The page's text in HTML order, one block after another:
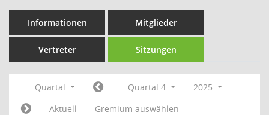
Informationen Mitglieder
Vertreter Sitzungen
Quartal Quartal 4
2025
Aktuell
Gremium auswählen